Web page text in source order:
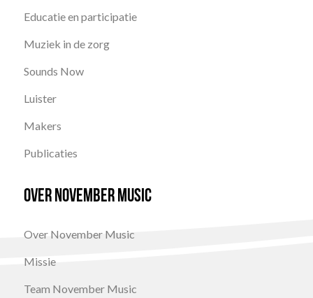
Educatie en participatie
Muziek in de zorg
Sounds Now
Luister
Makers
Publicaties
Over November Music
Over November Music
Missie
Team November Music